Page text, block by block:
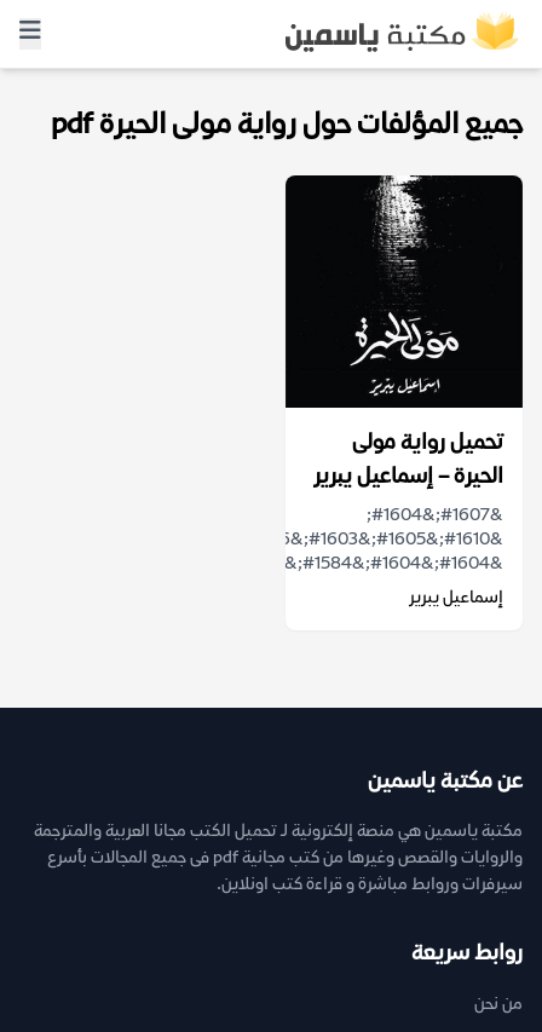
جميع المؤلفات حول رواية مولى الحيرة pdf
تحميل رواية مولى
الحيرة – إسماعيل يبرير
&#1607;&#1604;
&#1604;&#1604;&#1584;&#1575;&#1603;&...
إسماعيل يبرير
عن مكتبة ياسمين
مكتبة ياسمين هي منصة إلكترونية لـ تحميل الكتب مجانا العربية والمترجمة
والروايات والقصص وغيرها من كتب مجانية pdf فى جميع المجالات بأسرع
سيرفرات وروابط مباشرة و قراءة كتب اونلاين.
روابط سريعة
من نحن